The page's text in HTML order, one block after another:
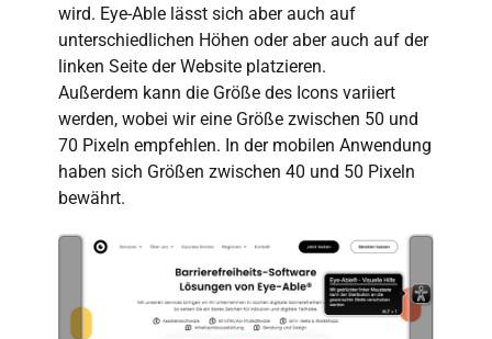
wird. Eye-Able lässt sich aber auch auf
unterschiedlichen Höhen oder aber auch auf der
linken Seite der Website platzieren.
Außerdem kann die Größe des Icons variiert
werden, wobei wir eine Größe zwischen 50 und
70 Pixeln empfehlen. In der mobilen Anwendung
haben sich Größen zwischen 40 und 50 Pixeln
bewährt.